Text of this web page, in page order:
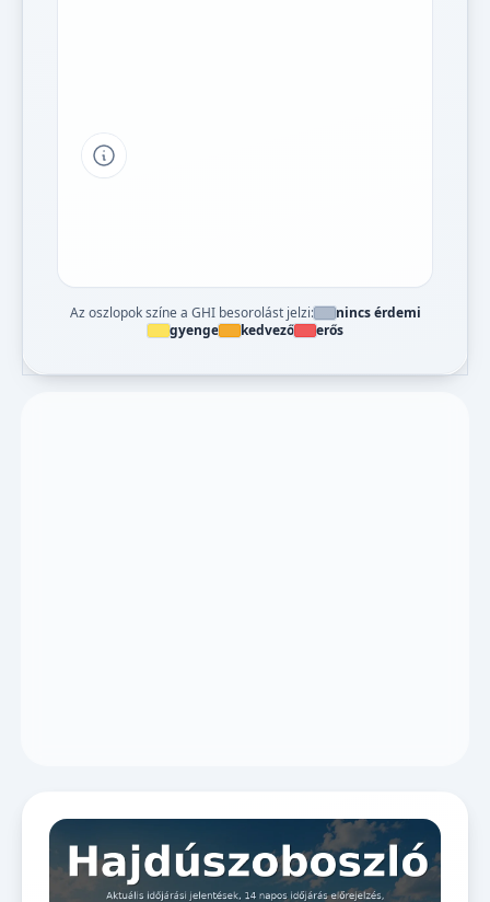
Tipp a grafikon jelmagyarázatához
Az oszlopok színe a GHI besorolást jelzi:
nincs érdemi
gyenge
kedvező erős